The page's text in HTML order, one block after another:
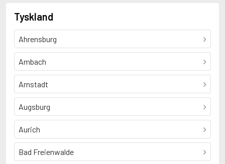
Tyskland
Ahrensburg
Ambach
Arnstadt
Augsburg
Aurich
Bad Freienwalde